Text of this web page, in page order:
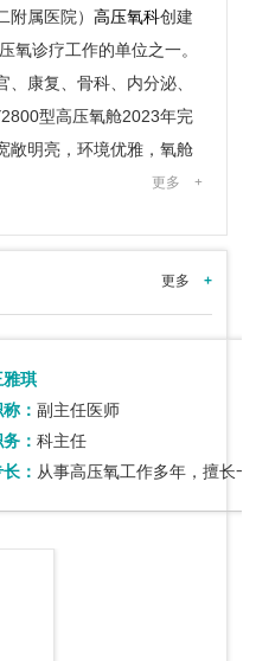
属医院） 高压氧科创建
氧诊疗工作的单位之一。
康复、骨科、内分泌、
型高压氧舱2023年完
敞明亮，环境优雅，氧舱
更多+
更多+
雅琪
： 副主任医师
： 科主任
： 从事高压氧工作多年，擅长一氧化碳（煤气）中毒的救治，脑损伤、脑复